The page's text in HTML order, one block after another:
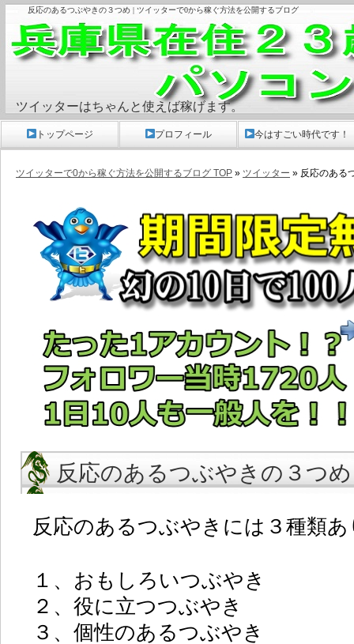
反応のあるつぶやきの３つめ | ツイッターで0から稼ぐ方法を公開するブログ
反応のあるつぶやきの３つめ
反応のあるつぶやきには３種類
１、おもしろいつぶやき
２、役に立つつぶやき
３、個性のあるつぶやき
ツイッターで0から稼ぐ方法を公開するブログ TOP » ツイッター » 反応のある
ツイッターはちゃんと使えば稼げます。
トップページ プロフィール 今はすごい時代です！